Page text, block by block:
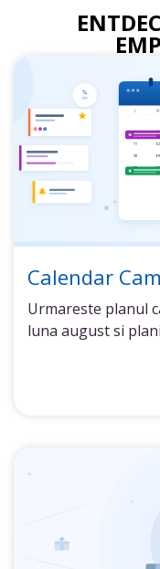
Calendar
Urmareste planul
luna august si